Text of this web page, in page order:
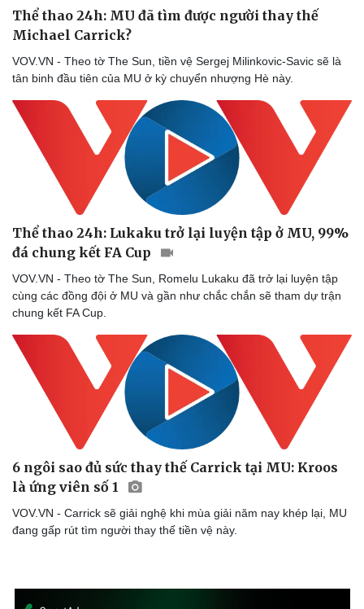
Du lịch
Tư vấn
Săn Tour
Podcast
Câu chuyện thời sự
Đọc truyện đêm khuya
Cửa sổ tình yêu
Kể chuyện cho bé
Hạt giống tâm hồn
Thể thao 24h: MU đã tìm được người thay thế
Michael Carrick?
VOV.VN - Theo tờ The Sun, tiền vệ Sergej Milinkovic-Savic sẽ là
tân binh đầu tiên của MU ở kỳ chuyển nhượng Hè này.
Thể thao 24h: Lukaku trở lại luyện tập ở MU, 99%
đá chung kết FA Cup
VOV.VN - Theo tờ The Sun, Romelu Lukaku đã trở lại luyện tập
cùng các đồng đội ở MU và gần như chắc chắn sẽ tham dự trận
chung kết FA Cup.
6 ngôi sao đủ sức thay thế Carrick tại MU: Kroos
là ứng viên số 1
VOV.VN - Carrick sẽ giải nghệ khi mùa giải năm nay khép lại, MU
đang gấp rút tìm người thay thế tiền vệ này.